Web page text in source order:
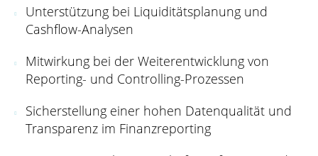
Unterstützung bei Liquiditätsplanung und
Cashflow-Analysen
Mitwirkung bei der Weiterentwicklung von
Reporting- und Controlling-Prozessen
Sicherstellung einer hohen Datenqualität und
Transparenz im Finanzreporting